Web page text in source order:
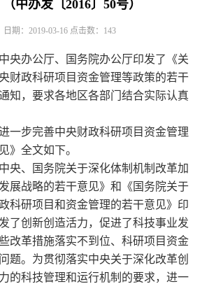
（中办发〔2016〕50号）
日期：2019-03-16 点击数： 143
央办公厅、国务院办公厅印发了《关
财政科研项目资金管理等政策的若干
知，要求各地区各部门结合实际认真
步完善中央财政科研项目资金管理
》全文如下。
、国务院关于深化体制机制改革加
展战略的若干意见》和《国务院关于
科研项目和资金管理的若干意见》印
了创新创造活力，促进了科技事业发
改革措施落实不到位、科研项目资金
题。为贯彻落实中央关于深化改革创
的科技管理和运行机制的要求，进一